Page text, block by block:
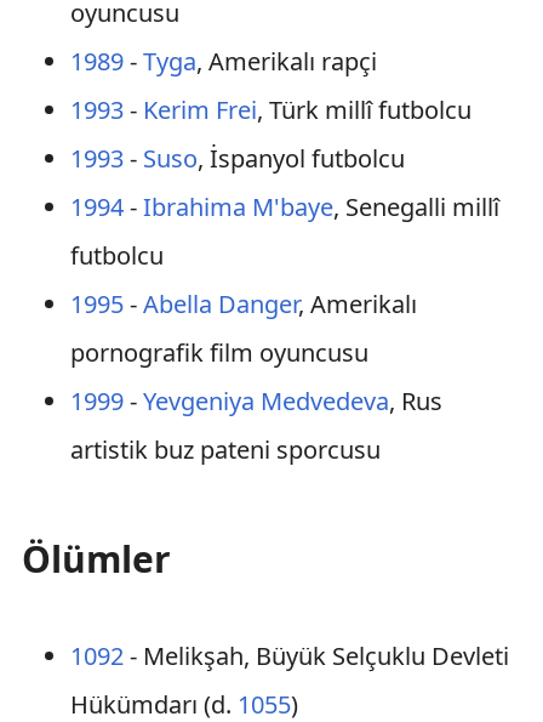
oyuncusu
1989-Tyga, Amerikalı rapçi
1993- Kerim Frei, Türk millî futbolcu
1993- Suso, İspanyol futbolcu
1994-Ibrahima M'baye, Senegalli millî
futbolcu
1995-Abella Danger, Amerikalı
pornografik film oyuncusu
1999-Yevgeniya Medvedeva, Rus
artistik buz pateni sporcusu
Ölümler
1092- Melikşah, Büyük Selçuklu Devleti
Hükümdarı (d. 1055)